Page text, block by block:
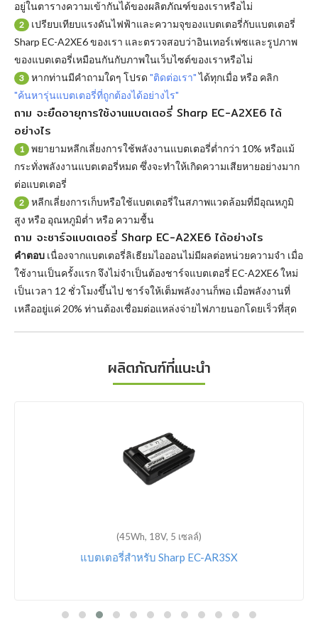
อยู่ในตารางความเข้ากันได้ของผลิตภัณฑ์ของเราหรือไม่
2
เปรียบเทียบแรงดันไฟฟ้าและความจุของแบตเตอรี่กับแบตเตอรี่
Sharp EC-A2XE6 ของเรา และตรวจสอบว่าอินเทอร์เฟซและรูปภาพ
ของแบตเตอรี่เหมือนกันกับภาพในเว็บไซต์ของเราหรือไม่
3 หากท่านมีคำถามใดๆ โปรด "ติดต่อเรา"ได้ทุกเมื่อ หรือ คลิก
"ค้นหารุ่นแบตเตอรี่ที่ถูกต้องได้อย่างไร"
ถาม จะยืดอายุการใช้งานแบตเตอรี่ Sharp EC-A2XE6 ได้
อย่างไร
1
พยายามหลีกเลี่ยงการใช้พลังงานแบตเตอรี่ต่ำกว่า 10% หรือแม้
กระทั่งพลังงานแบตเตอรี่หมด ซึ่งจะทำให้เกิดความเสียหายอย่างมาก
ต่อแบตเตอรี่
2
หลีกเลี่ยงการเก็บหรือใช้แบตเตอรี่ในสภาพแวดล้อมที่มีอุณหภูมิ
สูง หรือ อุณหภูมิต่ำ หรือ ความชื้น
ถาม จะชาร์จแบตเตอรี่ Sharp EC-A2XE6 ได้อย่างไร
คำตอบ เนื่องจากแบตเตอรี่ลิเธียมไอออนไม่มีผลต่อหน่วยความจำ เมื่อ
ใช้งานเป็นครั้งแรก จึงไม่จำเป็นต้องชาร์จแบตเตอรี่ EC-A2XE6 ใหม่
เป็นเวลา 12 ชั่วโมงขึ้นไป ชาร์จให้เต็มพลังงานก็พอ เมื่อพลังงานที่
เหลืออยู่แค่ 20% ท่านต้องเชื่อมต่อแหล่งจ่ายไฟภายนอกโดยเร็วที่สุด
ผลิตภัณฑ์ที่แนะนำ
(45Wh, 18V, 5 เซลล์)
แบตเตอรี่สำหรับ Sharp EC-AR3SX